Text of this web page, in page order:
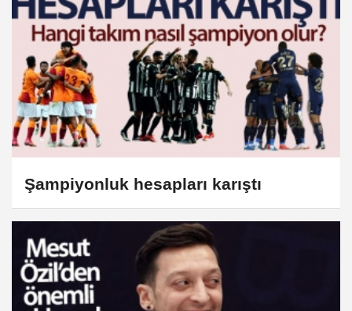
Şampiyonluk hesapları karıştı